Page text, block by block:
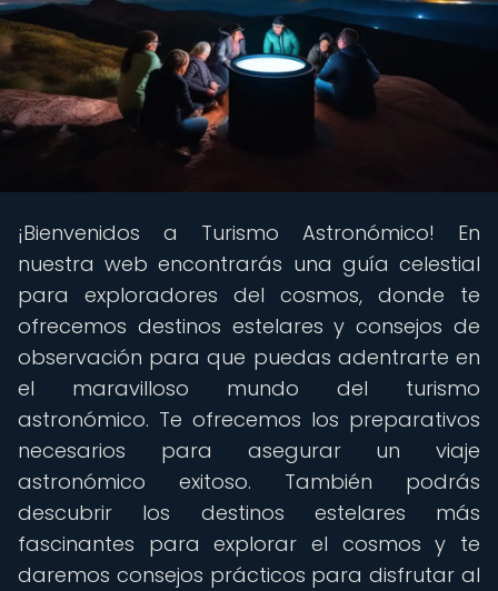
¡Bienvenidos a Turismo Astronómico! En
nuestra web encontrarás una guía celestial
para exploradores del cosmos, donde te
ofrecemos destinos estelares y consejos de
observación para que puedas adentrarte en
el maravilloso mundo del turismo
astronómico. Te ofrecemos los preparativos
necesarios para asegurar un viaje
astronómico exitoso. También podrás
descubrir los destinos estelares más
fascinantes para explorar el cosmos y te
daremos consejos prácticos para disfrutar al